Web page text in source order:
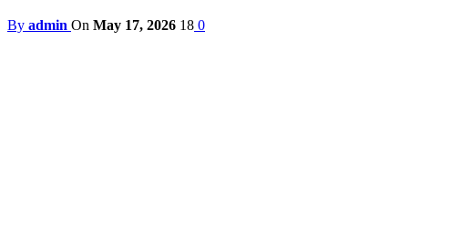
By admin On May 17, 2026 18 0